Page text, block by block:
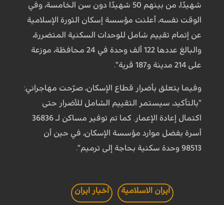
شهيدًا، من بينهم 50 شهيدًا دون سن الخامسة، وفي
الوقت نفسه، أعلنت مؤسسة إسكان الثورة الإسلامية
عن إتمام تقييم شامل للوحدات السكنية المتضررة،
والبالغ عددها 122 ألف وحدة في 24 محافظة، موزعة
على 214 مدينة و187 قرية".
وفيما يتعلق بأضرار قطاع الإسكان، صرّحت مهاجراني:
"بالتأكيد، سيستمر التقييم الشامل للأضرار حتى
اكتمال إعادة الإعمار. كما تم توفير مساكن لـ 36836
أسرة بفضل موارد مؤسسة الإسكان، في حين أن
98513 وحدة سكنية بحاجة إلى ترميم".
ايران الاسلامية اخبار ايران